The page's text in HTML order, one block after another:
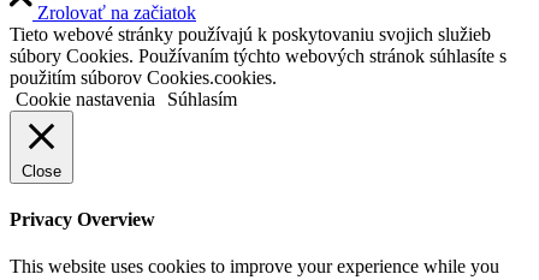
Zrolovať na začiatok
Tieto webové stránky používajú k poskytovaniu svojich služieb
súbory Cookies. Používaním týchto webových stránok súhlasíte s
použitím súborov Cookies.cookies.
Cookie nastavenia
Súhlasím
Close
Privacy Overview
This website uses cookies to improve your experience while you